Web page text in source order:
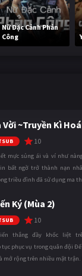
Nữ Đặc Cảnh Phản
Công
Vời ~Truyền Kì
10
mực sủng ái và ví như
bất ngờ trở thành nạn
triều đình đã sử dụng ma
Ký (Mùa 2)
10
thắng đầy khốc liệt
tục phục vụ trong quân đội
mở rộng trên nhiều mặt